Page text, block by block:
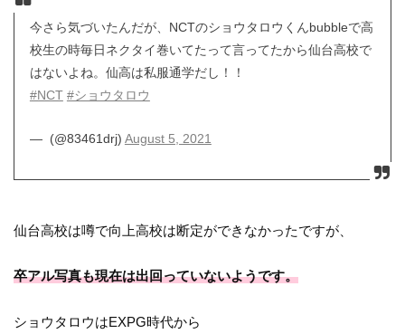
今さら気づいたんだが、NCTのショウタロウくんbubbleで高
校生の時毎日ネクタイ巻いてたって言ってたから仙台高校で
はないよね。仙高は私服通学だし！！
#NCT #ショウタロウ
— ︎︎ (@83461drj) August 5, 2021
仙台高校は噂で向上高校は断定ができなかったですが、
卒アル写真も現在は出回っていないようです。
ショウタロウはEXPG時代から